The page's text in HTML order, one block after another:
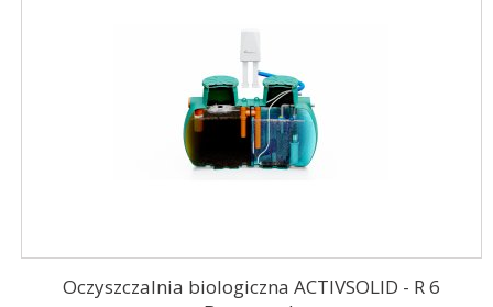
Oczyszczalnia biologiczna ACTIVSOLID - R 6